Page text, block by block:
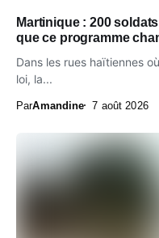
Martinique : 200
que ce programme
Dans les rues haïtiennes
loi, la...
ParAmandine 7 août 2026